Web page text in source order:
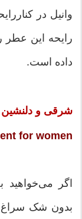
وانیل در
داده است.
شرقی و دلنشین
for women
اگر می‌خواهید
بدون شک سراغ